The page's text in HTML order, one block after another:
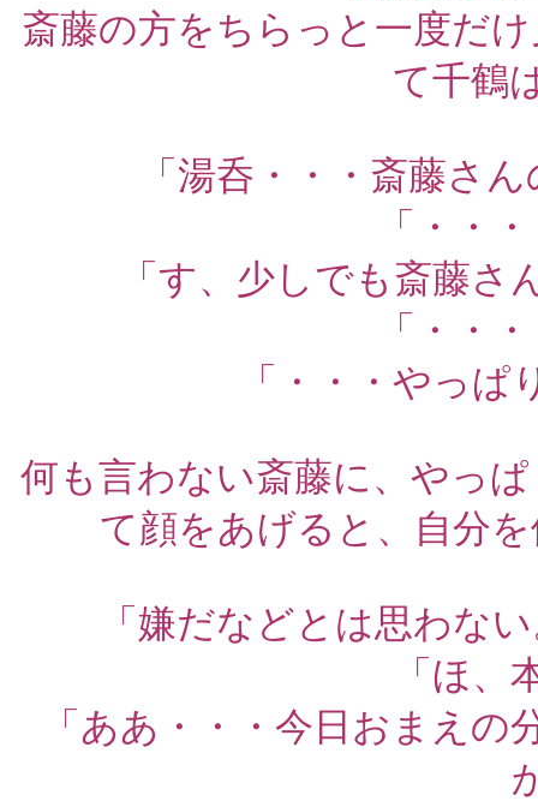
斎藤の方をちらっと一度だ
て千鶴
「湯呑・・・斎藤さ
「・・
「す、少しでも斎藤
「・・
「・・・やっぱ
何も言わない斎藤に、やっ
て顔をあげると、自分
「嫌だなどとは思わな
「ほ、
「ああ・・・今日おまえ